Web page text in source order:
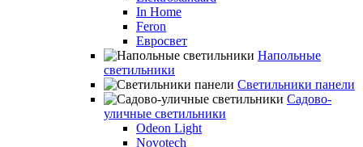
In Home
Feron
Евросвет
Напольные
светильники
Светильники панели
Садово-
уличные светильники
Odeon Light
Novotech